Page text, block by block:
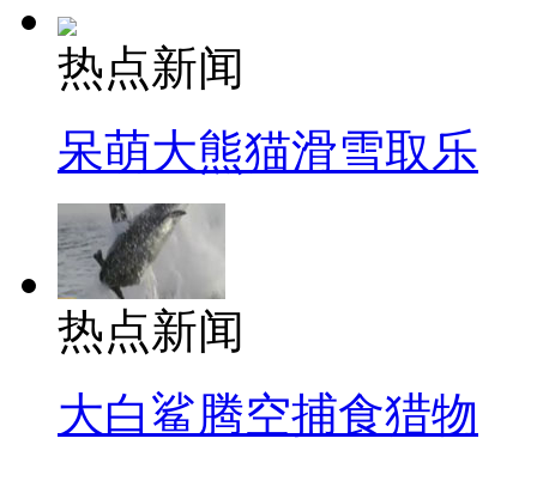
热点新闻
呆萌大熊猫滑雪取乐
热点新闻
大白鲨腾空捕食猎物